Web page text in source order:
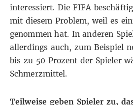
interessiert. Die FIFA
mit diesem Problem, weil es
genommen hat. In anderen
allerdings auch, zum Beispiel
bis zu 50 Prozent der Spieler
Schmerzmittel.
Teilweise geben Spieler zu,